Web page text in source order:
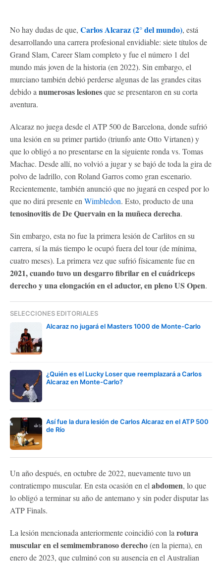
No hay dudas de que, Carlos Alcaraz (2° del mundo), está
desarrollando una carrera profesional envidiable: siete títulos de
Grand Slam, Career Slam completo y fue el número 1 del
mundo más joven de la historia (en 2022). Sin embargo, el
murciano también debió perderse algunas de las grandes citas
debido a numerosas lesionesque se presentaron en su corta
aventura.
Alcaraz no juega desde el ATP 500 de Barcelona, donde sufrió
una lesión en su primer partido (triunfo ante Otto Virtanen) y
que lo obligó a no presentarse en la siguiente ronda vs. Tomas
Machac. Desde allí, no volvió a jugar y se bajó de toda la gira de
polvo de ladrillo, con Roland Garros como gran escenario.
Recientemente, también anunció que no jugará en cesped por lo
que no dirá presente en Wimbledon. Esto, producto de una
tenosinovitis de De Quervain en la muñeca derecha.
Sin embargo, esta no fue la primera lesión de Carlitos en su
carrera, sí la más tiempo le ocupó fuera del tour (de mínima,
cuatro meses). La primera vez que sufrió físicamente fue en
2021, cuando tuvo un desgarro fibrilar en el cuádriceps
derecho y una elongación en el aductor, en pleno US Open.
SELECCIONES EDITORIALES
Alcaraz no jugará el Masters 1000 de Monte-Carlo
¿Quién es el Lucky Loser que reemplazará a Carlos
Alcaraz en Monte-Carlo?
Así fue la dura lesión de Carlos Alcaraz en el ATP 500
de Río
Un año después, en octubre de 2022, nuevamente tuvo un
contratiempo muscular. En esta ocasión en el abdomen, lo que
lo obligó a terminar su año de antemano y sin poder disputar las
ATP Finals.
La lesión mencionada anteriormente coincidió con la rotura
muscular en el semimembranoso derecho(en la pierna), en
enero de 2023, que culminó con su ausencia en el Australian